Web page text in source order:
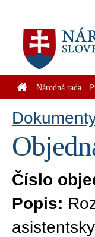
Národná rada
Číslo
Popis: